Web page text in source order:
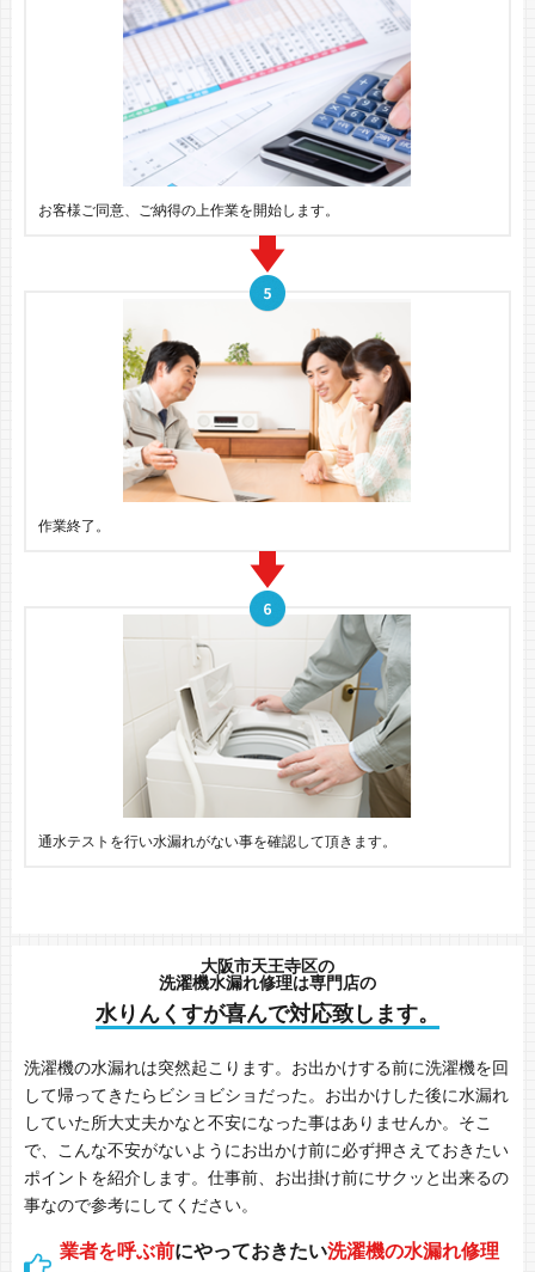
お客様ご同意、ご納得の上作業を開始します。
作業終了。
通水テストを行い水漏れがない事を確認して頂きます。
大阪市天王寺区の
洗濯機水漏れ修理は専門店の
水りんくすが喜んで対応致します。
洗濯機の水漏れは突然起こります。お出かけする前に洗濯機を回
して帰ってきたらビショビショだった。お出かけした後に水漏れ
していた所大丈夫かなと不安になった事はありませんか。そこ
で、こんな不安がないようにお出かけ前に必ず押さえておきたい
ポイントを紹介します。仕事前、お出掛け前にサクッと出来るの
事なので参考にしてください。
業者を呼ぶ前にやっておきたい洗濯機の水漏れ修理